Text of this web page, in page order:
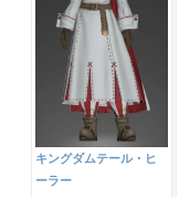
キングダムテール・ヒ
ーラー